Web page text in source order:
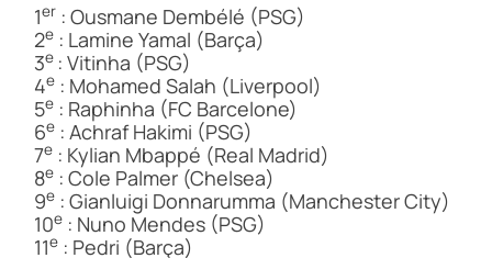
1er : Ousmane Dembélé (PSG)
2e : Lamine Yamal (Barça)
3e : Vitinha (PSG)
4e : Mohamed Salah (Liverpool)
5e : Raphinha (FC Barcelone)
6e : Achraf Hakimi (PSG)
7e : Kylian Mbappé (Real Madrid)
8e : Cole Palmer (Chelsea)
9e : Gianluigi Donnarumma (Manchester City)
10e : Nuno Mendes (PSG)
11e : Pedri (Barça)